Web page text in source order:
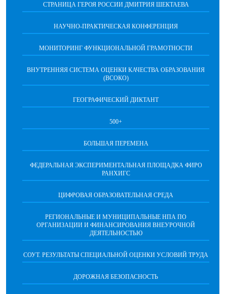
СТРАНИЦА ГЕРОЯ РОССИИ ДМИТРИЯ ШЕКТАЕВА
НАУЧНО-ПРАКТИЧЕСКАЯ КОНФЕРЕНЦИЯ
МОНИТОРИНГ ФУНКЦИОНАЛЬНОЙ ГРАМОТНОСТИ
ВНУТРЕННЯЯ СИСТЕМА ОЦЕНКИ КАЧЕСТВА ОБРАЗОВАНИЯ
(ВСОКО)
ГЕОГРАФИЧЕСКИЙ ДИКТАНТ
500+
БОЛЬШАЯ ПЕРЕМЕНА
ФЕДЕРАЛЬНАЯ ЭКСПЕРИМЕНТАЛЬНАЯ ПЛОЩАДКА ФИРО
РАНХИГС
ЦИФРОВАЯ ОБРАЗОВАТЕЛЬНАЯ СРЕДА
РЕГИОНАЛЬНЫЕ И МУНИЦИПАЛЬНЫЕ НПА ПО
ОРГАНИЗАЦИИ И ФИНАНСИРОВАНИЯ ВНЕУРОЧНОЙ
ДЕЯТЕЛЬНОСТЬЮ
СОУТ. РЕЗУЛЬТАТЫ СПЕЦИАЛЬНОЙ ОЦЕНКИ УСЛОВИЙ ТРУДА
ДОРОЖНАЯ БЕЗОПАСНОСТЬ